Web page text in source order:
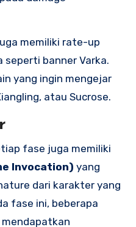
memiliki rate-up
banner Varka.
yang ingin mengejar
atau Sucrose.
fase juga memiliki
Invocation) yang
dari karakter yang
fase ini, beberapa